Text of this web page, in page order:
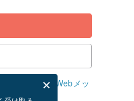
できます。
Webメッ